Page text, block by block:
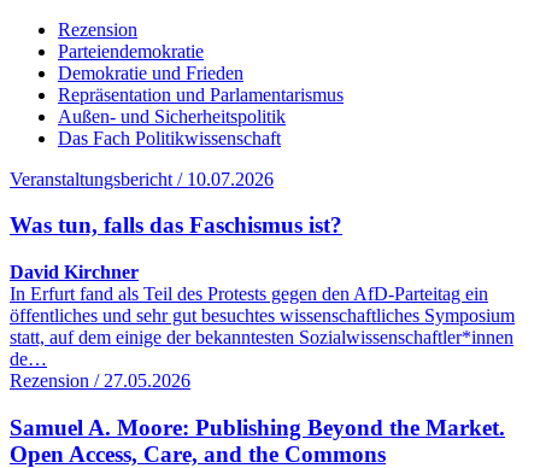
Rezension
Parteiendemokratie
Demokratie und Frieden
Repräsentation und Parlamentarismus
Außen- und Sicherheitspolitik
Das Fach Politikwissenschaft
Veranstaltungsbericht / 10.07.2026
Was tun, falls das Faschismus ist?
David Kirchner
In Erfurt fand als Teil des Protests gegen den AfD-Parteitag ein
öffentliches und sehr gut besuchtes wissenschaftliches Symposium
statt, auf dem einige der bekanntesten Sozialwissenschaftler*innen
de…
Rezension / 27.05.2026
Samuel A. Moore: Publishing Beyond the Market.
Open Access, Care, and the Commons